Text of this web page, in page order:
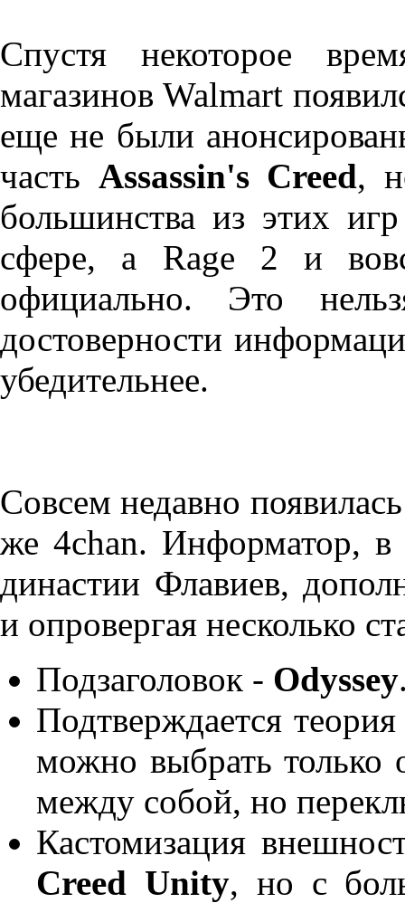
Спустя некоторое
магазинов Walmart
еще не были
часть Assassin's Creed,
большинства из этих
сфере, а Rage 2 и
официально. Это
достоверности
убедительнее.
Совсем недавно
же 4chan. Информатор, в
династии Флавиев,
и опровергая несколько
Подзаголовок - Odyssey
Подтверждается
можно выбрать только
между собой, но
Кастомизация
Creed Unity, но с